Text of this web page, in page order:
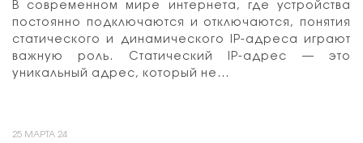
В современном мире интернета, где устройства
постоянно подключаются и отключаются, понятия
статического и динамического IP-адреса играют
важную роль. Статический IP-адрес — это
уникальный адрес, который не…
25 МАРТА 24